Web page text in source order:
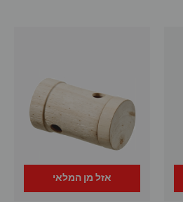
אזל מן המלאי